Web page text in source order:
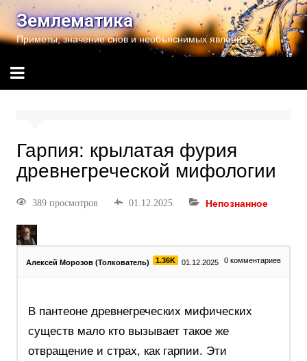
Землематика
Приметы, значение снов и необъяснимых явлений
Гарпия: крылатая фурия
древнегреческой мифологии
389 просмотров 01.12.2025 Непознанное
Алексей Морозов (Толкователь) 1.36K 01.12.2025 0 комментариев
В пантеоне древнегреческих мифических
существ мало кто вызывает такое же
отвращение и страх, как гарпии. Эти